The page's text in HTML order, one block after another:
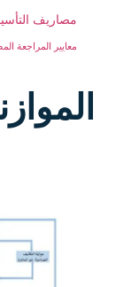
مصاريف
معايير المراجعة